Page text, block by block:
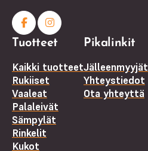
Facebook
(F)
Instagram
Tuotteet
Kaikki tuotteet
Rukiiset
Vaaleat
Palaleivät
Sämpylät
Rinkelit
Kukot
Pikalinkit
Jälleenmyyjät
Yhteystiedot
Ota yhteyttä